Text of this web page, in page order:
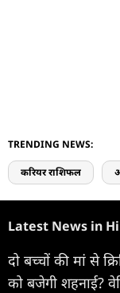
TRENDING NEWS:
करियर राशिफल
Latest News in
दो बच्चों की मां से
को बजेगी शहनाई?